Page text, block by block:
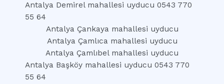
Antalya Demirel mahallesi uyducu 0543 770
55 64
Antalya Çankaya mahallesi uyducu
Antalya Çamlıca mahallesi uyducu
Antalya Çamlıbel mahallesi uyducu
Antalya Başköy mahallesi uyducu 0543 770
55 64